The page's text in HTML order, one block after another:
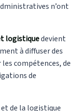
n’ont
logistiquedevient
à diffuser des
compétences, de
de
de la logistique